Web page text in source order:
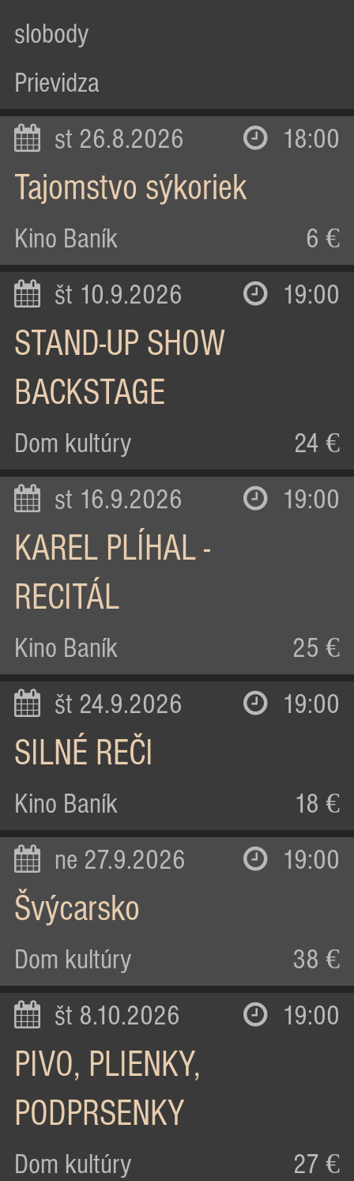
slobody
Prievidza
st 26.8.2026 18:00
Tajomstvo sýkoriek
Kino Baník 6 €
št 10.9.2026 19:00
STAND-UP SHOW
BACKSTAGE
Dom kultúry 24 €
st 16.9.2026 19:00
KAREL PLÍHAL -
RECITÁL
Kino Baník 25 €
št 24.9.2026 19:00
SILNÉ REČI
Kino Baník 18 €
ne 27.9.2026 19:00
Švýcarsko
Dom kultúry 38 €
št 8.10.2026 19:00
PIVO, PLIENKY,
PODPRSENKY
Dom kultúry 27 €